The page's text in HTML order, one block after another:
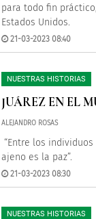
para todo fin
Estados Unidos.
21-03-2023 08:40
NUESTRAS HISTORIAS
JUÁREZ EN EL
ALEJANDRO ROSAS
“Entre los
ajeno es la paz”.
21-03-2023 08:30
NUESTRAS HISTORIAS